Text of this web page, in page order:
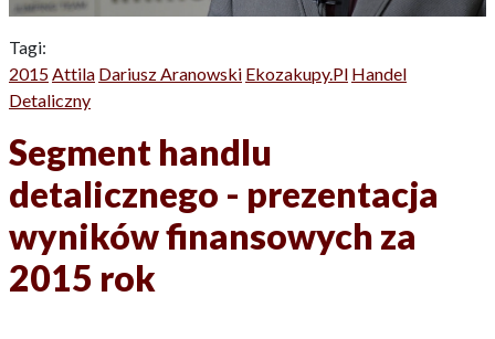
Tagi:
2015 Attila Dariusz Aranowski Ekozakupy.pl Handel
Detaliczny
Segment handlu
detalicznego - prezentacja
wyników finansowych za
2015 rok